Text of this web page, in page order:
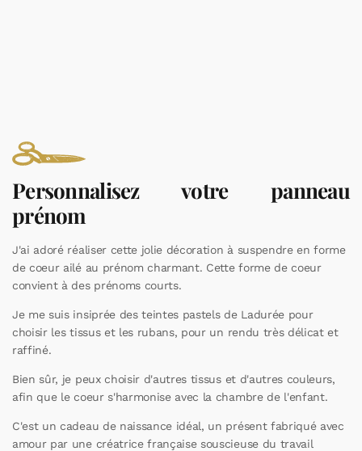
Personnalisez votre panneau
prénom
J'ai adoré réaliser cette jolie décoration à suspendre en forme
de coeur ailé au prénom charmant. Cette forme de coeur
convient à des prénoms courts.
Je me suis insiprée des teintes pastels de Ladurée pour
choisir les tissus et les rubans, pour un rendu très délicat et
raffiné.
Bien sûr, je peux choisir d'autres tissus et d'autres couleurs,
afin que le coeur s'harmonise avec la chambre de l'enfant.
C'est un cadeau de naissance idéal, un présent fabriqué avec
amour par une créatrice française souscieuse du travail